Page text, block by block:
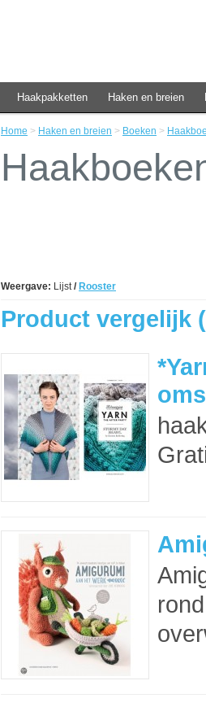
Haakpakketten Haken en breien
Home > Haken en breien > Boeken >
Weergave: Lijst/ Rooster
Product vergelijk